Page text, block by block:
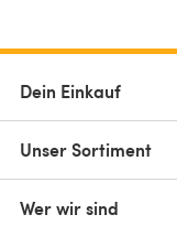
Dein Einkauf
Unser Sortiment
Wer wir sind